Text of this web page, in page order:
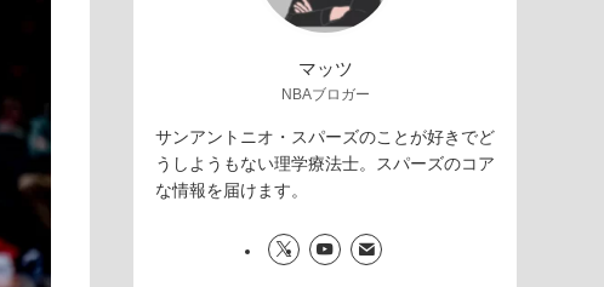
マッツ
NBAブロガー
サンアントニオ・スパーズのことが好きでど
うしようもない理学療法士。スパーズのコア
な情報を届けます。